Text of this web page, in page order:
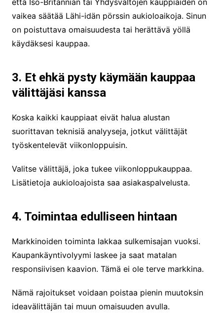
vaikea säätää Lähi-idän pörssin aukioloaikoja. Sinun
on poistuttava omaisuudesta tai herättävä yöllä
käydäksesi kauppaa.
3. Et ehkä pysty käymään kauppaa
välittäjäsi kanssa
Koska kaikki kauppiaat eivät halua alustan
suorittavan teknisiä analyyseja, jotkut välittäjät
työskentelevät viikonloppuisin.
Valitse välittäjä, joka tukee viikonloppukauppaa.
Lisätietoja aukioloajoista saa asiakaspalvelusta.
4. Toimintaa edulliseen hintaan
Markkinoiden toiminta lakkaa sulkemisajan vuoksi.
Kaupankäyntivolyymi laskee ja saat matalan
responsiivisen kaavion. Tämä ei ole terve markkina.
Nämä rajoitukset voidaan poistaa pienin muutoksin
ideavälittäjän tai muun omaisuuden avulla.